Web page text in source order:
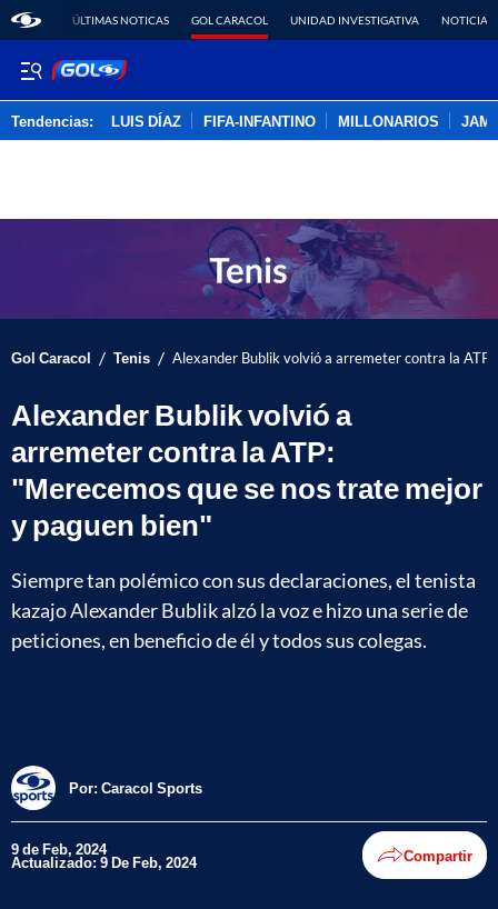
ÚLTIMAS NOTICAS GOL CARACOL UNIDAD INVESTIGATIVA NOTICIAS
Tendencias: LUIS DÍAZ FIFA-INFANTINO MILLONARIOS
Gol Caracol / Tenis / Alexander Bublik volvió a arremeter contra la
Alexander Bublik volvió a
arremeter contra la ATP:
"Merecemos que se nos trate mejor
y paguen bien"
Siempre tan polémico con sus declaraciones, el tenista
kazajo Alexander Bublik alzó la voz e hizo una serie de
peticiones, en beneficio de él y todos sus colegas.
Por: Caracol Sports
9 de Feb, 2024
Actualizado: 9 De Feb, 2024 Compartir